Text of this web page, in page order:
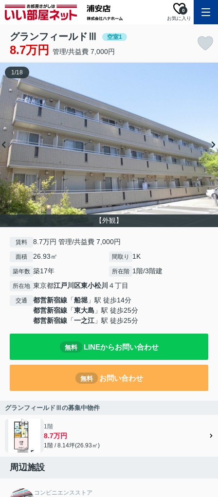
お気に入り
0
グランフィールドⅢ 空室1
8.7万円 管理/共益費 7,000円
【外観】
1/18
賃料 8.7万円 管理/共益費 7,000円
面積 26.93㎡ 間取り 1K
築年数 築17年 所在階 1階/3階建
所在地 東京都江戸川区東小松川 ４丁目
交通 都営新宿線 「船堀 」駅 徒歩14分
都営新宿線 「東大島 」駅 徒歩25分
都営新宿線 「一之江」駅 徒歩25分
無料 LINEからお問い合わせ
無料 お問い合わせ
グランフィールドⅢの募集中物件
1階
8.7万円
1階 / 8.14坪(26.93㎡)
周辺施設
コンビニエンスストア